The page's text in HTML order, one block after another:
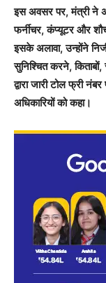
इस अवसर पर, मंत्री ने
फर्नीचर, कंप्यूटर और
इसके अलावा, उन्होंने
सुनिश्चित करने,
द्वारा जारी टोल फ्री
अधिकारियों को कहा।